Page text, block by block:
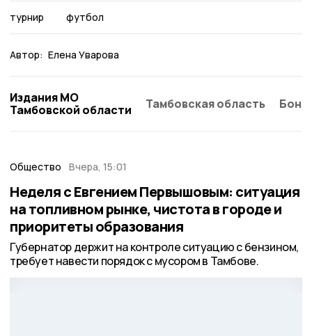
турнир футбол
Автор: Елена Уварова
Издания МО
Тамбовской области
Тамбовская область
Общество Вчера, 15:01
Неделя с Евгением Первышовым: ситуация
на топливном рынке, чистота в городе и
приоритеты образования
Губернатор держит на контроле ситуацию с бензином,
требует навести порядок с мусором в Тамбове.